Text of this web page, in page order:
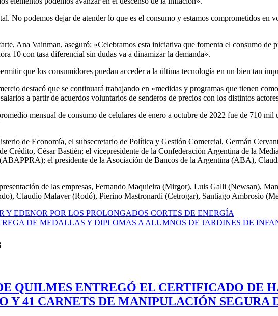
No podemos dejar de atender lo que es el consumo y estamos comprometidos
Ana Vainman, aseguró: «Celebramos esta iniciativa que fomenta el consumo
10 con tasa diferencial sin dudas va a dinamizar la demanda».
que los consumidores puedan acceder a la última tecnología en un bien tan
destacó que se continuará trabajando en «medidas y programas que tienen
a partir de acuerdos voluntarios de senderos de precios con los distintos
mensual de consumo de celulares de enero a octubre de 2022 fue de 710
de Economía, el subsecretario de Política y Gestión Comercial, Germán
Crédito, César Bastién; el vicepresidente de la Confederación Argentina de la
el presidente de la Asociación de Bancos de la Argentina (ABA),
de las empresas, Fernando Maquieira (Mirgor), Luis Galli (Newsan),
Claudio Malaver (Rodó), Pierino Mastronardi (Cetrogar), Santiago Ambrosio
Y EDENOR POR LOS PROLONGADOS CORTES DE ENERGÍA
DE MEDALLAS Y DIPLOMAS A ALUMNOS DE JARDINES DE
QUILMES ENTREGÓ EL CERTIFICADO DE
Y 41 CARNETS DE MANIPULACIÓN SEGURA